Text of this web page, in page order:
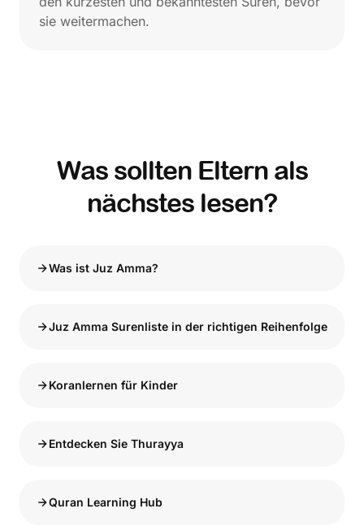
sie weitermachen.
Was sollten Eltern als
nächstes lesen?
Was ist Juz Amma?
Juz Amma Surenliste in der richtigen Reihenfolge
Koranlernen für Kinder
Entdecken Sie Thurayya
Quran Learning Hub